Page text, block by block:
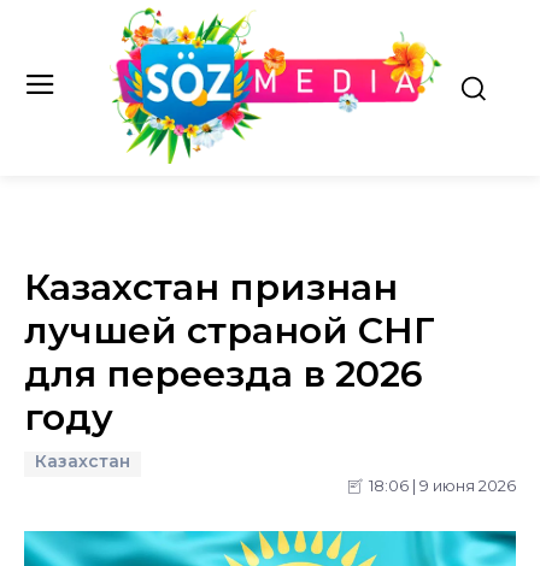
Казахстан признан
лучшей страной СНГ
для переезда в 2026
году
Казахстан
18:06 | 9 июня 2026